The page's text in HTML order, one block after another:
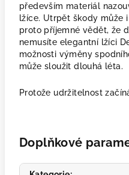
především materiál
lžíce. Utrpět škody může
proto příjemné vědět, že
nemusíte elegantní lžíci
možnosti výměny
může sloužit dlouhá léta.
Protože udržitelnost
Doplňkové